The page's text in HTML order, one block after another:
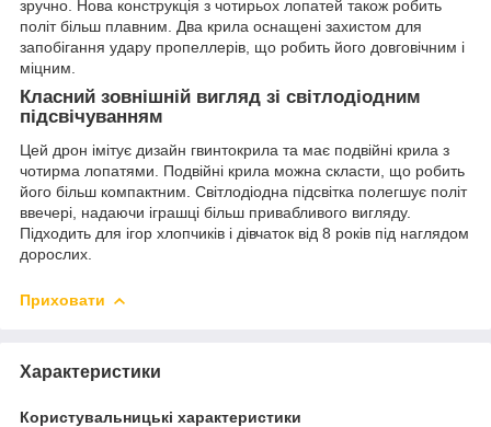
зручно. Нова конструкція з чотирьох лопатей також робить
політ більш плавним. Два крила оснащені захистом для
запобігання удару пропеллерів, що робить його довговічним і
міцним.
Класний зовнішній вигляд зі світлодіодним
підсвічуванням
Цей дрон імітує дизайн гвинтокрила та має подвійні крила з
чотирма лопатями. Подвійні крила можна скласти, що робить
його більш компактним. Світлодіодна підсвітка полегшує політ
ввечері, надаючи іграшці більш привабливого вигляду.
Підходить для ігор хлопчиків і дівчаток від 8 років під наглядом
дорослих.
Приховати
Характеристики
Користувальницькі характеристики